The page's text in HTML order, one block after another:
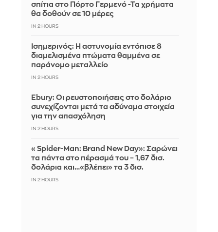
σπίτια στο Πόρτο Γερμενό -Τα χρήματα
θα δοθούν σε 10 μέρες
IN 2 HOURS
Ισημερινός: Η αστυνομία εντόπισε 8
διαμελισμένα πτώματα θαμμένα σε
παράνομο μεταλλείο
IN 2 HOURS
Ebury: Οι ρευστοποιήσεις στο δολάριο
συνεχίζονται μετά τα αδύναμα στοιχεία
για την απασχόληση
IN 2 HOURS
«Spider-Man: Brand New Day»: Σαρώνει
τα πάντα στο πέρασμά του – 1,67 δισ.
δολάρια και…«βλέπει» τα 3 δισ.
IN 2 HOURS